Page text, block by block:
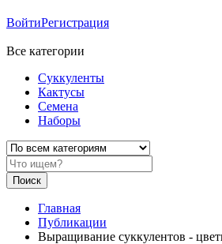
ВойтиРегистрация
Все категории
Суккуленты
Кактусы
Семена
Наборы
Поиск
Главная
Публикации
Выращивание суккулентов -